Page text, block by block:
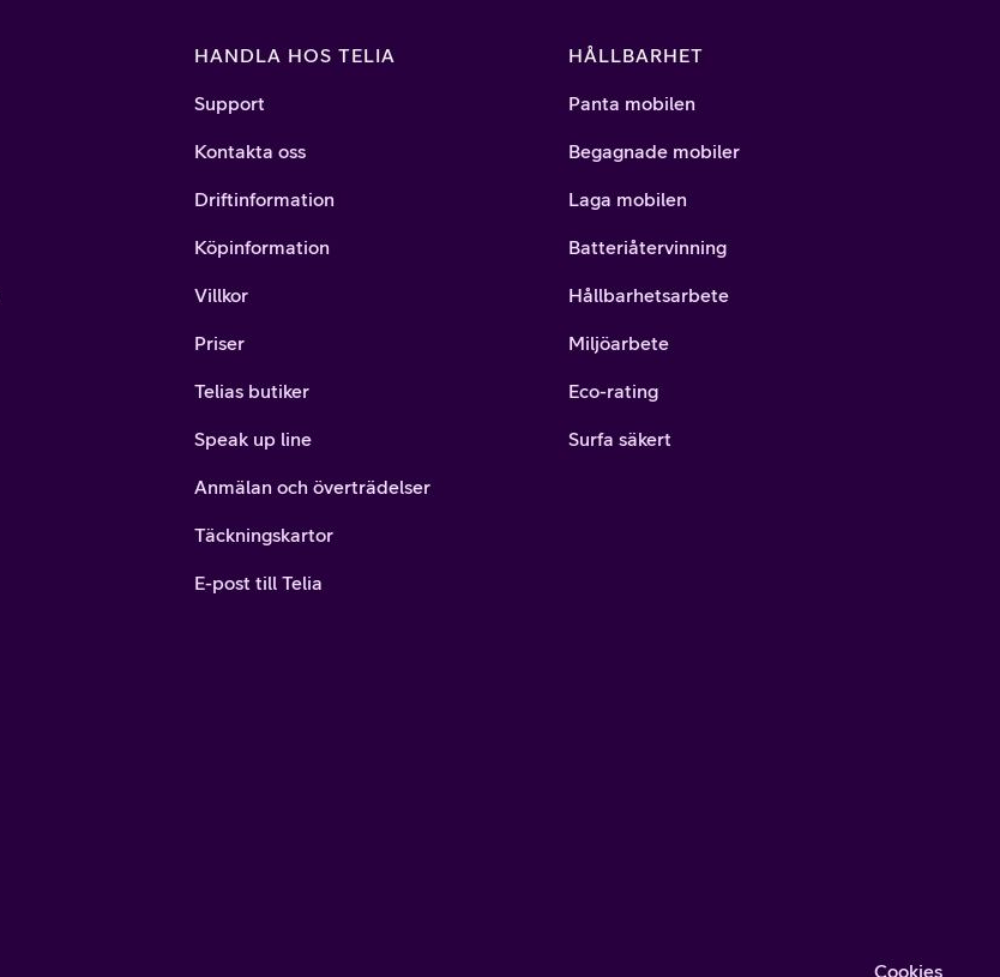
HANDLA HOS TELIA
Support
Kontakta oss
Driftinformation
Köpinformation
Villkor
Priser
Telias butiker
Speak up line
Anmälan och överträdelser
Täckningskartor
E-post till Telia
HÅLLBARHET
Panta mobilen
Begagnade mobiler
Laga mobilen
Batteriåtervinning
Hållbarhetsarbete
Miljöarbete
Eco-rating
Surfa säkert
Cookies